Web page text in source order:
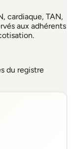
cardiaque, TAN,
aux adhérents
du registre